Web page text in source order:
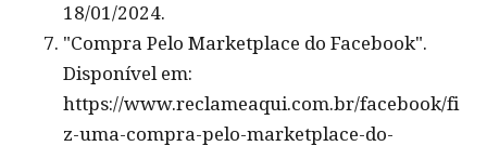
18/01/2024.
"Compra Pelo Marketplace do Facebook".
Disponível em:
https://www.reclameaqui.com.br/facebook/fi
z-uma-compra-pelo-marketplace-do-